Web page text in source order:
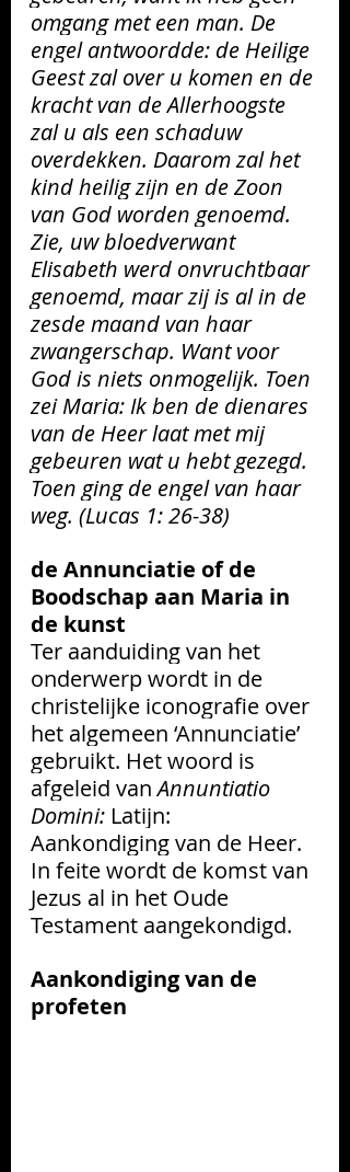
omgang met een man. De
engel antwoordde: de Heilige
Geest zal over u komen en de
kracht van de Allerhoogste
zal u als een schaduw
overdekken. Daarom zal het
kind heilig zijn en de Zoon
van God worden genoemd.
Zie, uw bloedverwant
Elisabeth werd onvruchtbaar
genoemd, maar zij is al in de
zesde maand van haar
zwangerschap. Want voor
God is niets onmogelijk. Toen
zei Maria: Ik ben de dienares
van de Heer laat met mij
gebeuren wat u hebt gezegd.
Toen ging de engel van haar
weg. (Lucas 1: 26-38)
de Annunciatie of de
Boodschap aan Maria in
de kunst
Ter aanduiding van het
onderwerp wordt in de
christelijke iconografie over
het algemeen ‘Annunciatie’
gebruikt. Het woord is
afgeleid van Annuntiatio
Domini: Latijn:
Aankondiging van de Heer.
In feite wordt de komst van
Jezus al in het Oude
Testament aangekondigd.
Aankondiging van de
profeten